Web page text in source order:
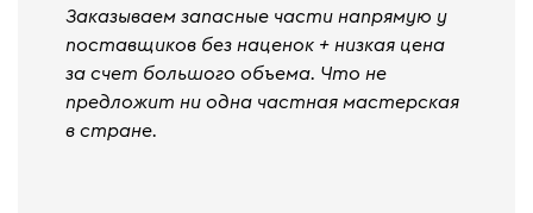
Заказываем запасные части напрямую у
поставщиков без наценок + низкая цена
за счет большого объема. Что не
предложит ни одна частная мастерская
в стране.